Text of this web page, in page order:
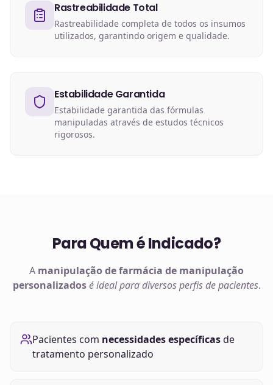
Rastreabilidade Total
Rastreabilidade completa de todos os insumos
utilizados, garantindo origem e qualidade.
Estabilidade Garantida
Estabilidade garantida das fórmulas
manipuladas através de estudos técnicos
rigorosos.
Para Quem é Indicado?
A manipulação defarmácia de manipulação
personalizados é ideal para diversos perfis de pacientes.
Pacientes com necessidades específicasde
tratamento personalizado